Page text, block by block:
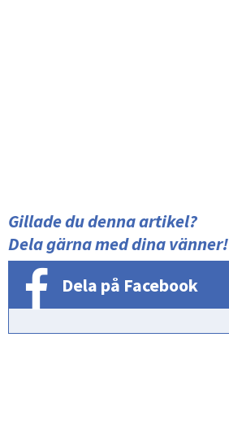
Gillade du denna artikel?
Dela gärna med dina vänner!
Dela på Facebook